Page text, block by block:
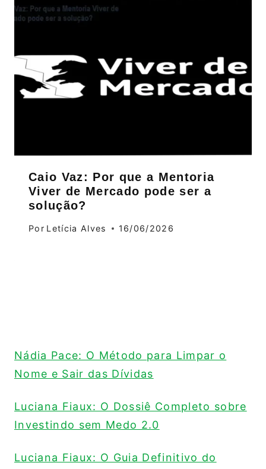
Caio Vaz: Por que a Mentoria
Viver de Mercado pode ser a
solução?
Por Letícia Alves 16/06/2026
Nádia Pace: O Método para Limpar o
Nome e Sair das Dívidas
Luciana Fiaux: O Dossiê Completo sobre
Investindo sem Medo 2.0
Luciana Fiaux: O Guia Definitivo do